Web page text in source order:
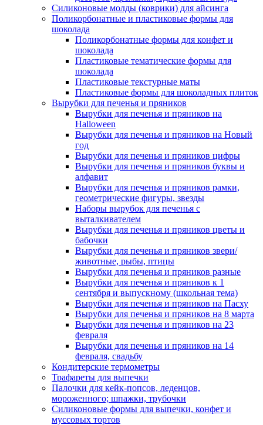
Силиконовые молды (коврики) для айсинга
Поликорбонатные и пластиковые формы для
шоколада
Поликорбонатные формы для конфет и
шоколада
Пластиковые тематические формы для
шоколада
Пластиковые текстурные маты
Пластиковые формы для шоколадных плиток
Вырубки для печенья и пряников
Вырубки для печенья и пряников на
Halloween
Вырубки для печенья и пряников на Новый
год
Вырубки для печенья и пряников цифры
Вырубки для печенья и пряников буквы и
алфавит
Вырубки для печенья и пряников рамки,
геометрические фигуры, звезды
Наборы вырубок для печенья с
выталкивателем
Вырубки для печенья и пряников цветы и
бабочки
Вырубки для печенья и пряников звери/
животные, рыбы, птицы
Вырубки для печенья и пряников разные
Вырубки для печенья и пряников к 1
сентября и выпускному (школьная тема)
Вырубки для печенья и пряников на Пасху
Вырубки для печенья и пряников на 8 марта
Вырубки для печенья и пряников на 23
февраля
Вырубки для печенья и пряников на 14
февраля, свадьбу
Кондитерские термометры
Трафареты для выпечки
Палочки для кейк-попсов, леденцов,
мороженного; шпажки, трубочки
Силиконовые формы для выпечки, конфет и
муссовых тортов